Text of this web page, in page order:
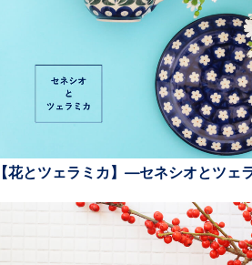
【花とツェラミカ】—セネシオとツ